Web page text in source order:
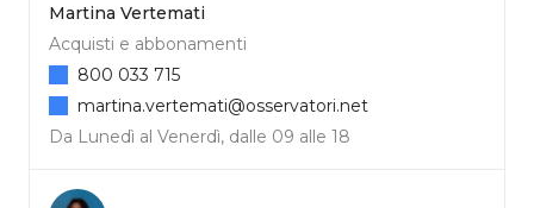
Martina Vertemati
Acquisti e abbonamenti
Da Lunedì al Venerdì, dalle 09 alle 18
800 033 715
martina.vertemati@osservatori.net